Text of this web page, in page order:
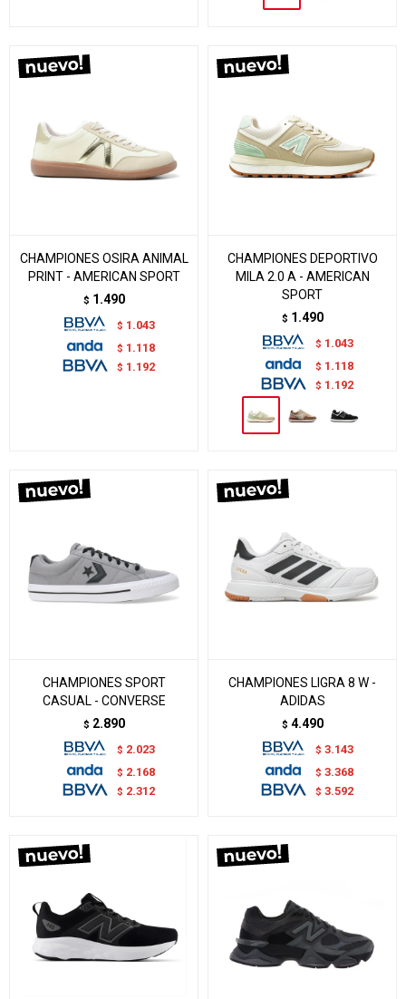
CHAMPIONES OSIRA ANIMAL
PRINT - AMERICAN SPORT
$ 1.490
$ 1.043
$ 1.118
$ 1.192
CHAMPIONES DEPORTIVO
MILA 2.0 A - AMERICAN
SPORT
$ 1.490
$ 1.043
$ 1.118
$ 1.192
CHAMPIONES SPORT
CASUAL - CONVERSE
$ 2.890
$ 2.023
$ 2.168
$ 2.312
CHAMPIONES LIGRA 8 W -
ADIDAS
$ 4.490
$ 3.143
$ 3.368
$ 3.592